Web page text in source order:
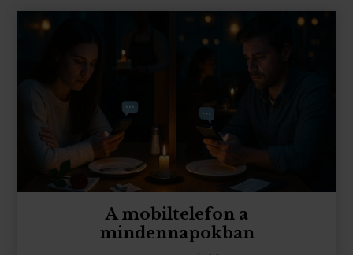
A mobiltelefon a
mindennapokban